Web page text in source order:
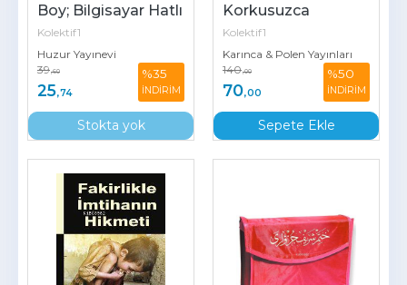
Stokta yok
Boy; Bilgisayar Hatlı
2 Renk
Kolektif1
Huzur Yayınevi
%35
İNDİRİM
39,60
25,74
Sepete Ekle
Korkusuzca
Yaşamak
Kolektif1
Karınca & Polen Yayınları
%50
İNDİRİM
140,00
70,00